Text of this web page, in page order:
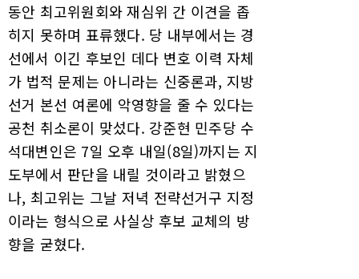
동안 최고위원회와 재심위 간 이견을 좁
히지 못하며 표류했다. 당 내부에서는 경
선에서 이긴 후보인 데다 변호 이력 자체
가 법적 문제는 아니라는 신중론과, 지방
선거 본선 여론에 악영향을 줄 수 있다는
공천 취소론이 맞섰다. 강준현 민주당 수
석대변인은 7일 오후 내일(8일)까지는 지
도부에서 판단을 내릴 것이라고 밝혔으
나, 최고위는 그날 저녁 전략선거구 지정
이라는 형식으로 사실상 후보 교체의 방
향을 굳혔다.